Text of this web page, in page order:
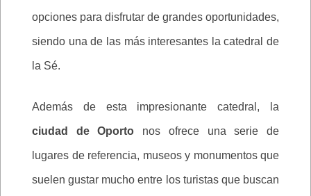
opciones para disfrutar de grandes oportunidades,
siendo una de las más interesantes la catedral de
la Sé.
Además de esta impresionante catedral, la
ciudad de Oporto nos ofrece una serie de
lugares de referencia, museos y monumentos que
suelen gustar mucho entre los turistas que buscan